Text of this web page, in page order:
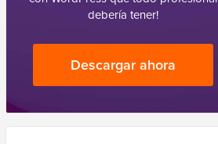
debería tener!
Descargar ahora